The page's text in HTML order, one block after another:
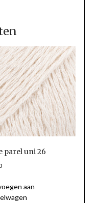
parel uni 26
aan